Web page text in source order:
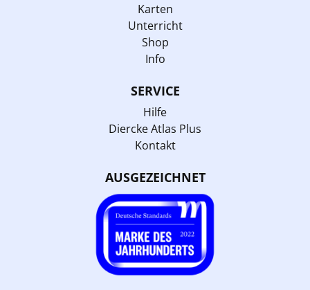
Karten
Unterricht
Shop
Info
SERVICE
Hilfe
Diercke Atlas Plus
Kontakt
AUSGEZEICHNET